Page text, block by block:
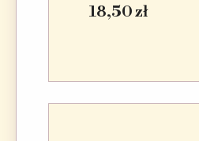
18,50 zł